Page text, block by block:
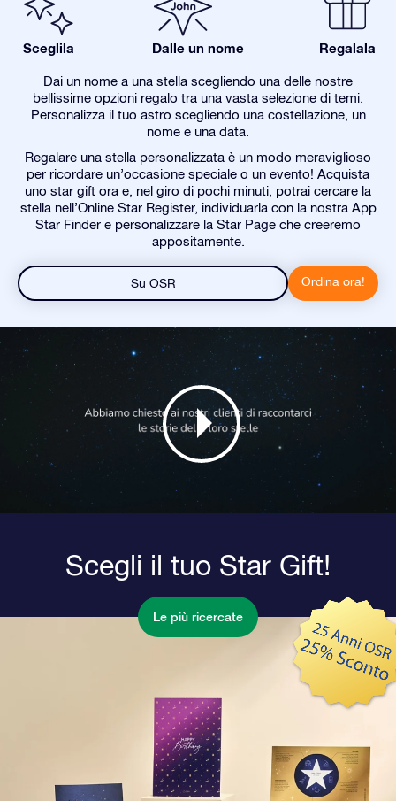
Sceglila Dalle un nome Regalala
Dai un nome a una stella scegliendo una delle nostre
bellissime opzioni regalo tra una vasta selezione di temi.
Personalizza il tuo astro scegliendo una costellazione, un
nome e una data.
Regalare una stella personalizzata è un modo meraviglioso
per ricordare un’occasione speciale o un evento! Acquista
uno star gift ora e, nel giro di pochi minuti, potrai cercare la
stella nell’Online Star Register, individuarla con la nostra App
Star Finder e personalizzare la Star Page che creeremo
appositamente.
Su OSR Ordina ora!
Scegli il tuo Star Gift!
Le più ricercate